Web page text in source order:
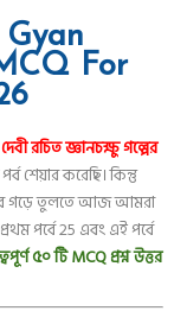
Gyan
For
রচিত জ্ঞানচক্ষু গল্পের
শেয়ার করেছি। কিন্তু
গড়ে তুলতে আজ আমরা
পর্বে 25 এবং এই পর্বে
৫০ টি MCQ প্রশ্ন উত্তর